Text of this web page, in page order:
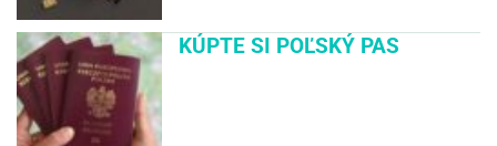
KÚPTE SI POĽSKÝ PAS